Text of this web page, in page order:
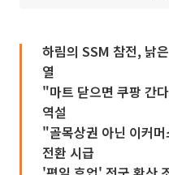
하림의 SSM 참전, 낡
열
"마트 닫으면 쿠팡 간
역설
"골목상권 아닌 이커
전환 시급